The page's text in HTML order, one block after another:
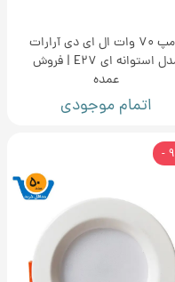
لامپ 70 وات ال ای دی آرارات
مدل استوانه ای E27 | فروش
عمده
اتمام موجودی